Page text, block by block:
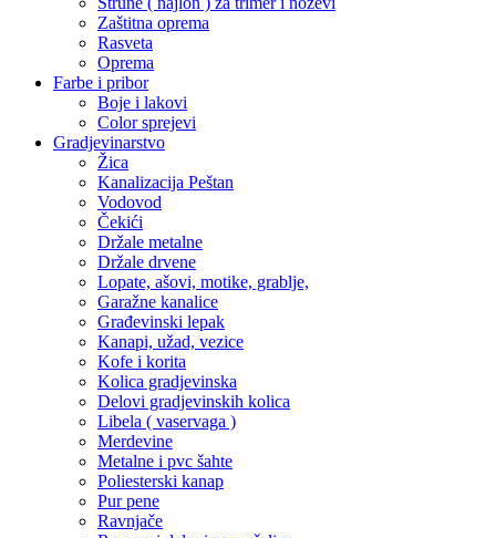
Zaštitna oprema
Rasveta
Oprema
Farbe i pribor
Boje i lakovi
Color sprejevi
Gradjevinarstvo
Žica
Kanalizacija Peštan
Vodovod
Čekići
Držale metalne
Držale drvene
Lopate, ašovi, motike, grablje,
Garažne kanalice
Građevinski lepak
Kanapi, užad, vezice
Kofe i korita
Kolica gradjevinska
Delovi gradjevinskih kolica
Libela ( vaservaga )
Merdevine
Metalne i pvc šahte
Poliesterski kanap
Pur pene
Ravnjače